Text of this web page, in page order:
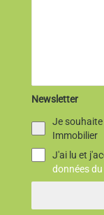
Newsletter
Je
Immobilier
J'ai lu et
données